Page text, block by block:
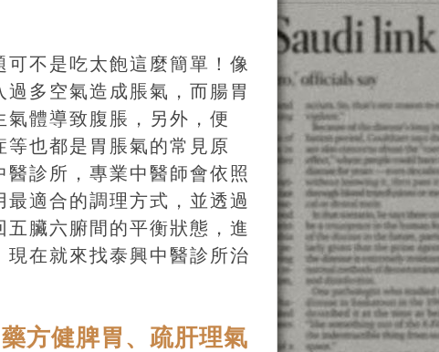
不是吃太飽這麼簡單！像
多空氣造成脹氣，而腸胃
體導致腹脹，另外，便
也都是胃脹氣的常見原
診所，專業中醫師會依照
適合的調理方式，並透過
臟六腑間的平衡狀態，進
在就來找泰興中醫診所治
方健脾胃、疏肝理氣